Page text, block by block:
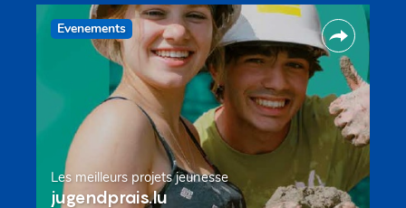
Evenements
Les meilleurs projets jeunesse
jugendprais.lu